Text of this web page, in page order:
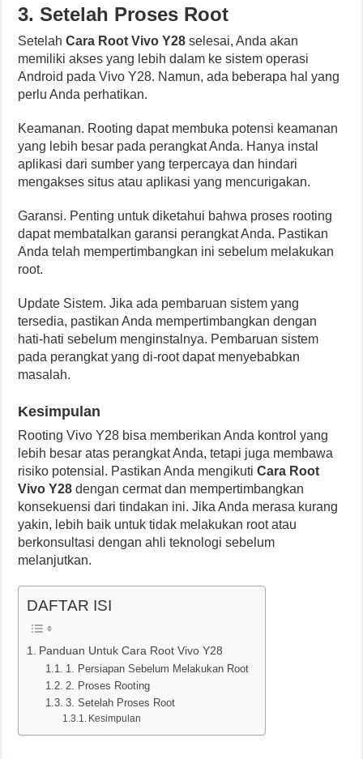
3. Setelah Proses Root
SetelahCara Root Vivo Y28 selesai, Anda akan
memiliki akses yang lebih dalam ke sistem operasi
Android pada Vivo Y28. Namun, ada beberapa hal yang
perlu Anda perhatikan.
Keamanan. Rooting dapat membuka potensi keamanan
yang lebih besar pada perangkat Anda. Hanya instal
aplikasi dari sumber yang terpercaya dan hindari
mengakses situs atau aplikasi yang mencurigakan.
Garansi. Penting untuk diketahui bahwa proses rooting
dapat membatalkan garansi perangkat Anda. Pastikan
Anda telah mempertimbangkan ini sebelum melakukan
root.
Update Sistem. Jika ada pembaruan sistem yang
tersedia, pastikan Anda mempertimbangkan dengan
hati-hati sebelum menginstalnya. Pembaruan sistem
pada perangkat yang di-root dapat menyebabkan
masalah.
Kesimpulan
Rooting Vivo Y28 bisa memberikan Anda kontrol yang
lebih besar atas perangkat Anda, tetapi juga membawa
risiko potensial. Pastikan Anda mengikutiCara Root
Vivo Y28 dengan cermat dan mempertimbangkan
konsekuensi dari tindakan ini. Jika Anda merasa kurang
yakin, lebih baik untuk tidak melakukan root atau
berkonsultasi dengan ahli teknologi sebelum
melanjutkan.
DAFTAR ISI
Panduan Untuk Cara Root Vivo Y28
1. Persiapan Sebelum Melakukan Root
2. Proses Rooting
3. Setelah Proses Root
Kesimpulan